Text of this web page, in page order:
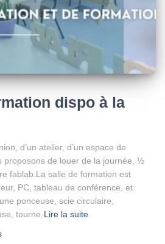
dispo à la
d’un atelier, d’un espace de
de louer de la journée, ½
fablab.La salle de formation est
PC, tableau de conférence, et
ponceuse, scie circulaire,
tourne Lire la suite